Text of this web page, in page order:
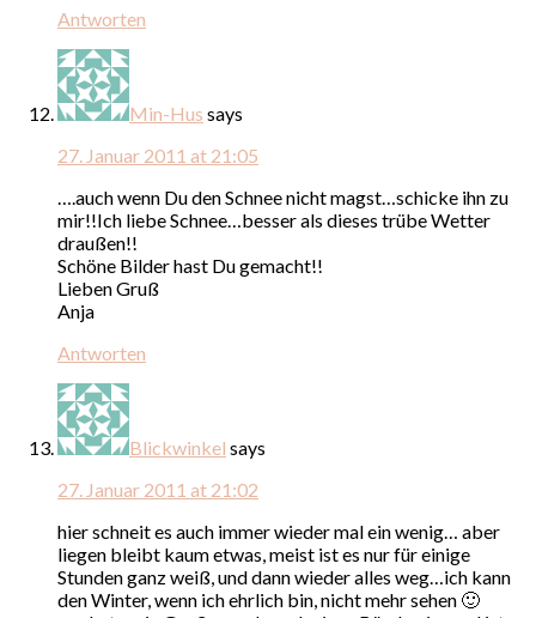
Antworten
Min-Hus says
27. Januar 2011 at 21:05
….auch wenn Du den Schnee nicht magst…schicke ihn zu
mir!!Ich liebe Schnee…besser als dieses trübe Wetter
draußen!!
Schöne Bilder hast Du gemacht!!
Lieben Gruß
Anja
Antworten
Blickwinkel says
27. Januar 2011 at 21:02
hier schneit es auch immer wieder mal ein wenig… aber
liegen bleibt kaum etwas, meist ist es nur für einige
Stunden ganz weiß, und dann wieder alles weg…ich kann
den Winter, wenn ich ehrlich bin, nicht mehr sehen 🙂